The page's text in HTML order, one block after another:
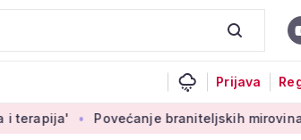
Prijava
Povećanje braniteljskih mirovina za borbeni i